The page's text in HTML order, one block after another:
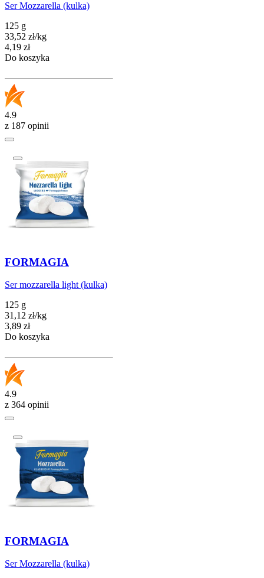
Ser Mozzarella (kulka)
125 g
33,52 zł/kg
Cena
4,19 zł
Do koszyka
4.9
z 187 opinii
FORMAGIA
Ser mozzarella light (kulka)
125 g
31,12 zł/kg
Cena
3,89 zł
Do koszyka
4.9
z 364 opinii
FORMAGIA
Ser Mozzarella (kulka)